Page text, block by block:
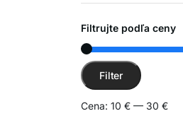
Filtrujte podľa ceny
Minimálna cena
Maximálna cena
Filter
Cena: 10 € — 30 €